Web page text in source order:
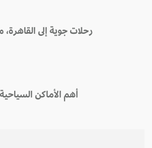
رحلات جوية إلى القاهرة،
أهم الأماكن السياحية